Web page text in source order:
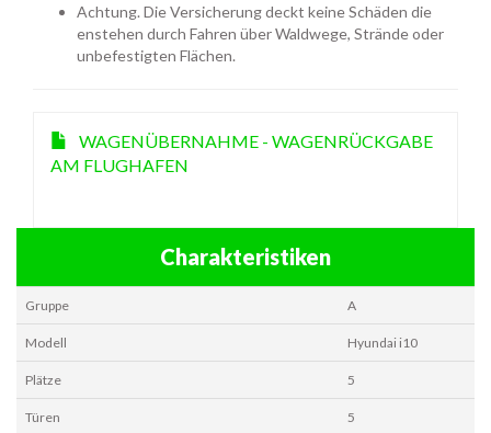
Achtung. Die Versicherung deckt keine Schäden die
enstehen durch Fahren über Waldwege, Strände oder
unbefestigten Flächen.
WAGENÜBERNAHME - WAGENRÜCKGABE
AM FLUGHAFEN
Charakteristiken
Gruppe A
Modell Hyundai i10
Plätze 5
Türen 5